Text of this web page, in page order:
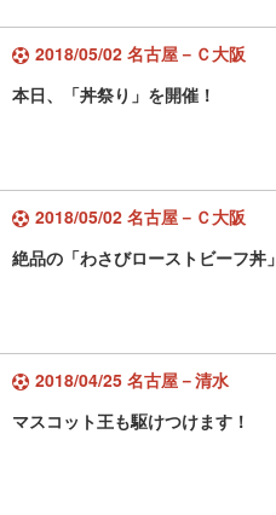
2018/05/02 名古屋－Ｃ大阪
本日、「丼祭り」を開催！
2018/05/02 名古屋－Ｃ大阪
絶品の「わさびローストビーフ丼」
2018/04/25 名古屋－清水
マスコット王も駆けつけます！